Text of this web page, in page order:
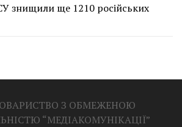
знищили ще 1210 російських
З ОБМЕЖЕНОЮ
“МЕДІАКОМУНІКАЦІЇ”